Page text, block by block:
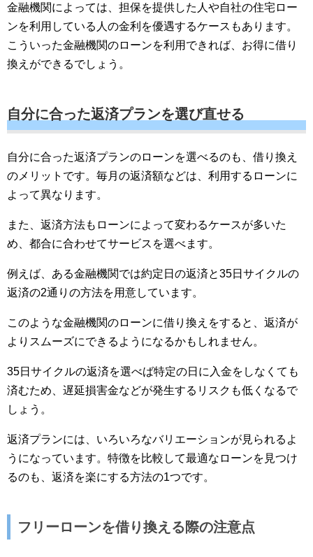
金融機関によっては、担保を提供した人や自社の住宅ロー
ンを利用している人の金利を優遇するケースもあります。
こういった金融機関のローンを利用できれば、お得に借り
換えができるでしょう。
自分に合った返済プランを選び直せる
自分に合った返済プランのローンを選べるのも、借り換え
のメリットです。毎月の返済額などは、利用するローンに
よって異なります。
また、返済方法もローンによって変わるケースが多いた
め、都合に合わせてサービスを選べます。
例えば、ある金融機関では約定日の返済と35日サイクルの
返済の2通りの方法を用意しています。
このような金融機関のローンに借り換えをすると、返済が
よりスムーズにできるようになるかもしれません。
35日サイクルの返済を選べば特定の日に入金をしなくても
済むため、遅延損害金などが発生するリスクも低くなるで
しょう。
返済プランには、いろいろなバリエーションが見られるよ
うになっています。特徴を比較して最適なローンを見つけ
るのも、返済を楽にする方法の1つです。
フリーローンを借り換える際の注意点